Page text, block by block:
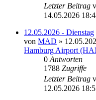
Letzter Beitrag
14.05.2026
12.05.2026 - Dienstag
von MAD »
Hamburg Airport
0 Antworten
1788 Zugriffe
Letzter Beitrag
12.05.2026